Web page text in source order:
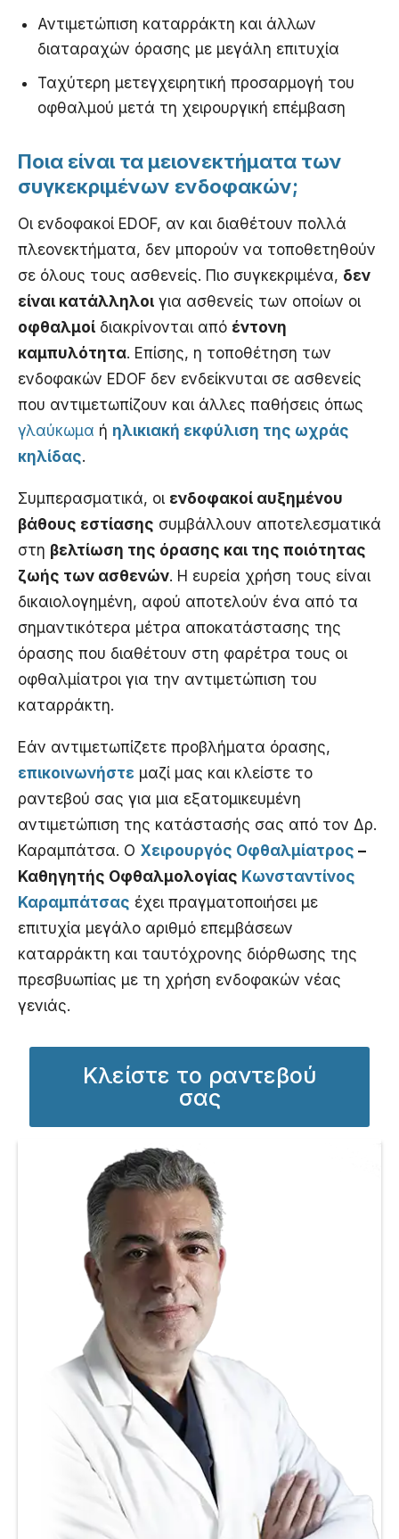
Αντιμετώπιση καταρράκτη και άλλων
διαταραχών όρασης με μεγάλη επιτυχία
Ταχύτερη μετεγχειρητική προσαρμογή του
οφθαλμού μετά τη χειρουργική επέμβαση
Ποια είναι τα μειονεκτήματα των
συγκεκριμένων ενδοφακών;
Οι ενδοφακοί EDOF, αν και διαθέτουν πολλά
πλεονεκτήματα, δεν μπορούν να τοποθετηθούν
σε όλους τους ασθενείς. Πιο συγκεκριμένα, δεν
είναι κατάλληλοι για ασθενείς των οποίων οι
οφθαλμοί διακρίνονται από έντονη
καμπυλότητα. Επίσης, η τοποθέτηση των
ενδοφακών EDOF δεν ενδείκνυται σε ασθενείς
που αντιμετωπίζουν και άλλες παθήσεις όπως
γλαύκωμα ή ηλικιακή εκφύλιση της ωχράς
κηλίδας.
Συμπερασματικά, οι ενδοφακοί αυξημένου
βάθους εστίασης συμβάλλουν αποτελεσματικά
στη βελτίωση της όρασης και της ποιότητας
ζωής των ασθενών. Η ευρεία χρήση τους είναι
δικαιολογημένη, αφού αποτελούν ένα από τα
σημαντικότερα μέτρα αποκατάστασης της
όρασης που διαθέτουν στη φαρέτρα τους οι
οφθαλμίατροι για την αντιμετώπιση του
καταρράκτη.
Εάν αντιμετωπίζετε προβλήματα όρασης,
επικοινωνήστε μαζί μας και κλείστε το
ραντεβού σας για μια εξατομικευμένη
αντιμετώπιση της κατάστασής σας από τον Δρ.
Καραμπάτσα. Ο Χειρουργός Οφθαλμίατρος –
Καθηγητής Οφθαλμολογίας Κωνσταντίνος
Καραμπάτσας έχει πραγματοποιήσει με
επιτυχία μεγάλο αριθμό επεμβάσεων
καταρράκτη και ταυτόχρονης διόρθωσης της
πρεσβυωπίας με τη χρήση ενδοφακών νέας
γενιάς.
Κλείστε το ραντεβού
σας